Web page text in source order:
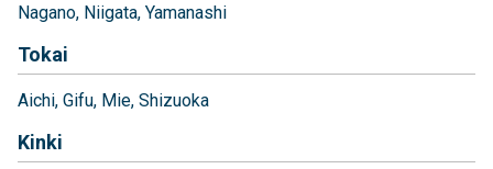
Nagano Niigata Yamanashi
Tokai
Aichi Gifu Mie Shizuoka
Kinki